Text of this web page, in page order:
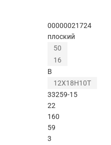
00000021724
плоский
50
16
B
12Х18Н10Т
33259-15
22
160
59
3